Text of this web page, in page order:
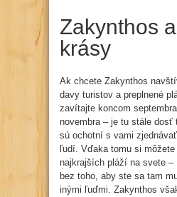
Zakynthos
krásy
Ak chcete Zakynthos
davy turistov a preplnené
zavítajte koncom
novembra – je tu stále dosť
sú ochotní s vami
ľudí. Vďaka tomu si
najkrajších pláží na svete –
bez toho, aby ste sa tam
inými ľuďmi. Zakynthos